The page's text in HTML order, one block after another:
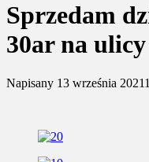
Sprzedam
30ar na
Napisany 13 września 2021